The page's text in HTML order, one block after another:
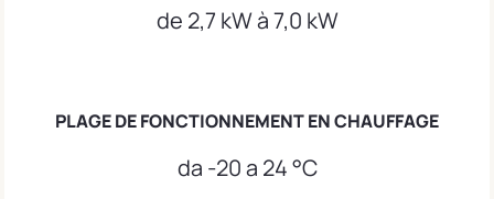
de 2,7 kW à 7,0 kW
PLAGE DE FONCTIONNEMENT EN CHAUFFAGE
da -20 a 24 °C